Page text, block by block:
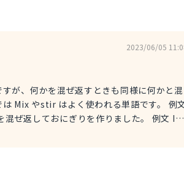
2023/06/05
が、何かを混ぜ返すときも同様に何かと混
やstir はよく使われる単語です。 例文
ておにぎりを作りました。 例文 I
Japanese seasoning. ご飯を混ぜ返